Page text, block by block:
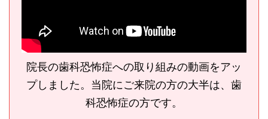
院長の歯科恐怖症への取り組みの動画をアッ
プしました。当院にご来院の方の大半は、歯
科恐怖症の方です。